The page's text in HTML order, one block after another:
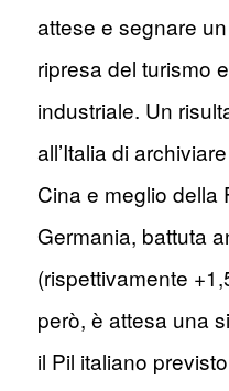
attese e segnare
ripresa del turismo
industriale. Un
all’Italia di
Cina e meglio della
Germania, battuta
(rispettivamente
però, è attesa una
il Pil italiano